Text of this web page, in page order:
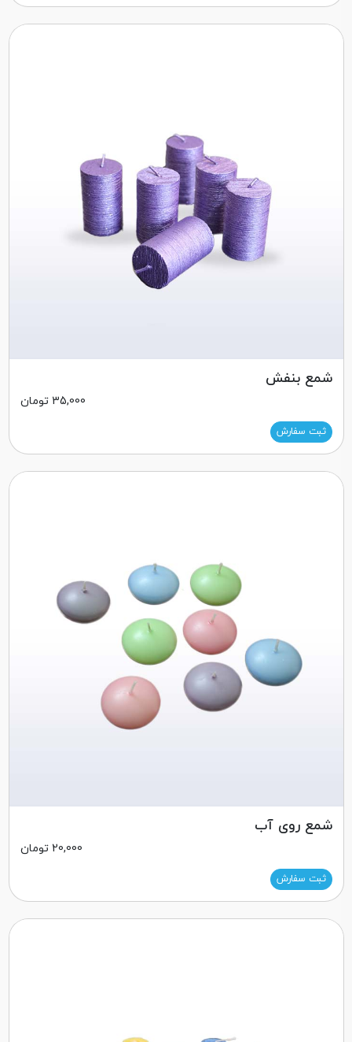
شمع بنفش
35,000 تومان
ثبت سفارش
شمع روی آب
20,000 تومان
ثبت سفارش